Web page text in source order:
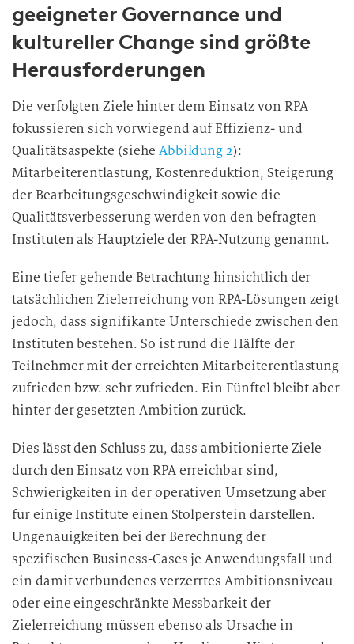
geeigneter Governance und
kultureller Change sind größte
Herausforderungen
Die verfolgten Ziele hinter dem Einsatz von RPA
fokussieren sich vorwiegend auf Effizienz- und
Qualitätsaspekte (siehe Abbildung 2):
Mitarbeiterentlastung, Kostenreduktion, Steigerung
der Bearbeitungsgeschwindigkeit sowie die
Qualitätsverbesserung werden von den befragten
Instituten als Hauptziele der RPA-Nutzung genannt.
Eine tiefer gehende Betrachtung hinsichtlich der
tatsächlichen Zielerreichung von RPA-Lösungen zeigt
jedoch, dass signifikante Unterschiede zwischen den
Instituten bestehen. So ist rund die Hälfte der
Teilnehmer mit der erreichten Mitarbeiterentlastung
zufrieden bzw. sehr zufrieden. Ein Fünftel bleibt aber
hinter der gesetzten Ambition zurück.
Dies lässt den Schluss zu, dass ambitionierte Ziele
durch den Einsatz von RPA erreichbar sind,
Schwierigkeiten in der operativen Umsetzung aber
für einige Institute einen Stolperstein darstellen.
Ungenauigkeiten bei der Berechnung der
spezifischen Business-Cases je Anwendungsfall und
ein damit verbundenes verzerrtes Ambitionsniveau
oder eine eingeschränkte Messbarkeit der
Zielerreichung müssen ebenso als Ursache in